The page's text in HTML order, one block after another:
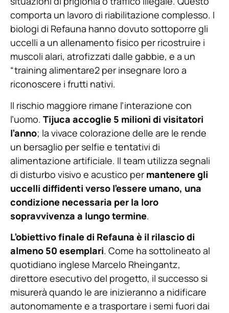
comporta un lavoro di riabilitazione complesso. I
biologi di Refauna hanno dovuto sottoporre gli
uccelli a un allenamento fisico per ricostruire i
muscoli alari, atrofizzati dalle gabbie, e a un
“training alimentare2 per insegnare loro a
riconoscere i frutti nativi.
Il rischio maggiore rimane l’interazione con
l’uomo. Tijuca accoglie 5 milioni di visitatori
l’anno; la vivace colorazione delle are le rende
un bersaglio per selfie e tentativi di
alimentazione artificiale. Il team utilizza segnali
di disturbo visivo e acustico per mantenere gli
uccelli diffidenti verso l’essere umano, una
condizione necessaria per la loro
sopravvivenza a lungo termine.
L’obiettivo finale di Refauna è il rilascio di
almeno 50 esemplari. Come ha sottolineato al
quotidiano inglese Marcelo Rheingantz,
direttore esecutivo del progetto, il successo si
misurerà quando le are inizieranno a nidificare
autonomamente e a trasportare i semi fuori dai